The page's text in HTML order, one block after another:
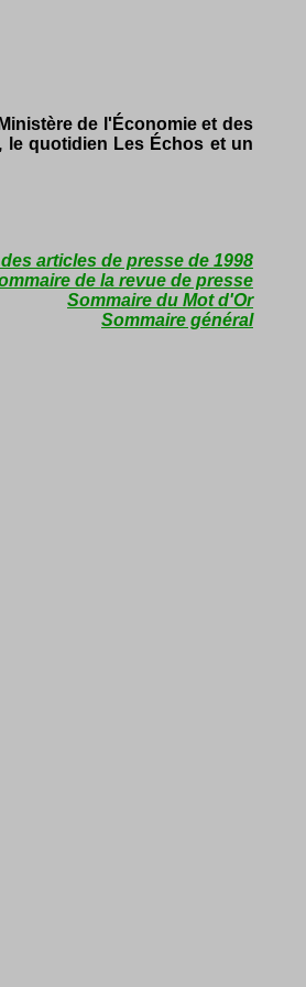
de l'Économie et des
le quotidien Les Échos et un
articles de presse de 1998
de la revue de presse
Sommaire du Mot d'Or
Sommaire général